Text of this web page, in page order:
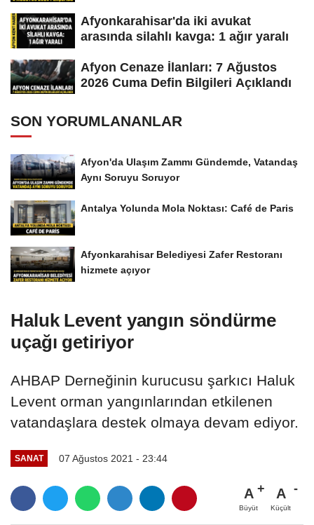
Afyonkarahisar'da iki avukat
arasında silahlı kavga: 1 ağır yaralı
Afyon Cenaze İlanları: 7 Ağustos
2026 Cuma Defin Bilgileri Açıklandı
SON YORUMLANANLAR
Afyon'da Ulaşım Zammı Gündemde, Vatandaş
Aynı Soruyu Soruyor
Antalya Yolunda Mola Noktası: Café de Paris
Afyonkarahisar Belediyesi Zafer Restoranı
hizmete açıyor
Haluk Levent yangın söndürme
uçağı getiriyor
AHBAP Derneğinin kurucusu şarkıcı Haluk
Levent orman yangınlarından etkilenen
vatandaşlara destek olmaya devam ediyor.
SANAT 07 Ağustos 2021 - 23:44
A
Büyüt
A
Küçült